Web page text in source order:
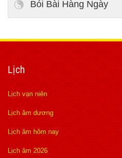
Bói Bài Hàng Ngày
Lịch
Lịch vạn niên
Lịch âm dương
Lịch âm hôm nay
Lịch âm 2026